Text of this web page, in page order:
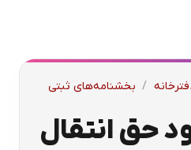
/ بخشنامه‌های ثبتی
حق انتقال